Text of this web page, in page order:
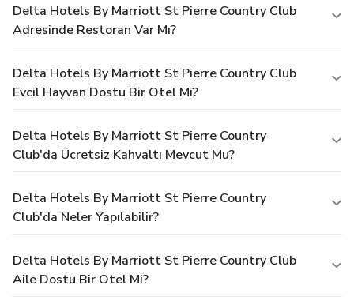
Delta Hotels By Marriott St Pierre Country Club
Adresinde Restoran Var Mı?
Delta Hotels By Marriott St Pierre Country Club
Evcil Hayvan Dostu Bir Otel Mi?
Delta Hotels By Marriott St Pierre Country
Club'da Ücretsiz Kahvaltı Mevcut Mu?
Delta Hotels By Marriott St Pierre Country
Club'da Neler Yapılabilir?
Delta Hotels By Marriott St Pierre Country Club
Aile Dostu Bir Otel Mi?